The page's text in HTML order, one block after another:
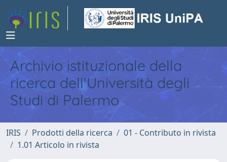
Archivio istituzionale della
ricerca dell'Università degli
Studi di Palermo
IRIS Prodotti della ricerca
01 - Contributo in rivista
1.01 Articolo in rivista